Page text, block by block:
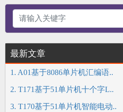
最新文章
1. A01基于8086单片机汇编语..
2. T171基于51单片机十个字L..
3. T170基于51单片机智能电动..